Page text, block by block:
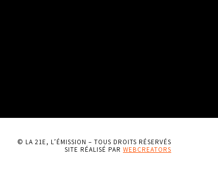
© LA 21E, L’ÉMISSION – TOUS DROITS RÉSERVÉS
SITE RÉALISÉ PAR WEBCREATORS